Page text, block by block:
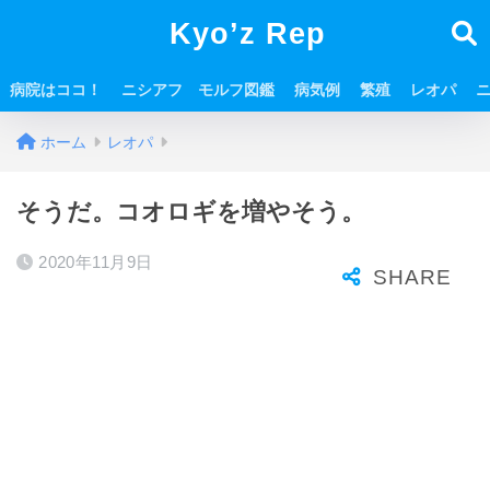
Kyo’z Rep
病院はココ！ ニシアフ モルフ図鑑 病気例 繁殖 レオパ
ホーム レオパ
そうだ。コオロギを増やそう。
2020年11月9日